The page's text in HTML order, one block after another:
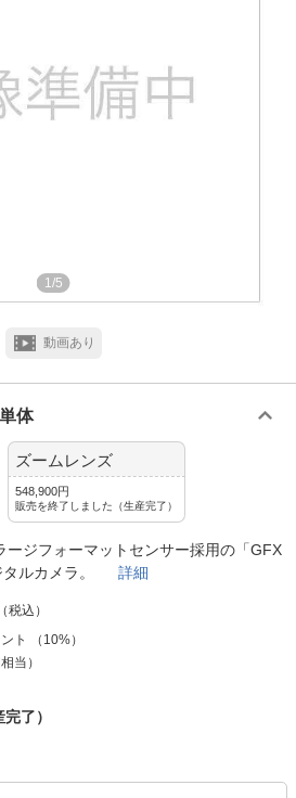
1/5
動画あり
体
ズームレンズ
548,900円
販売を終了しました（生産完了）
ジフォーマットセンサー採用の「GFX
タルカメラ。 詳細
（税込）
ト （ 10%）
当）
了）